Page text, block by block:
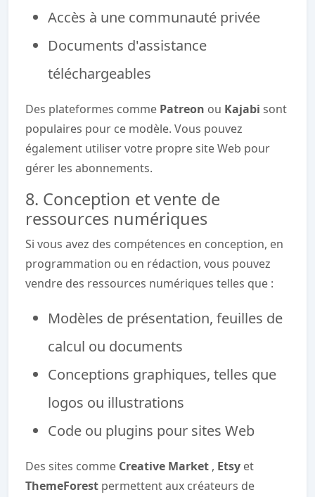
Accès à une communauté privée
Documents d'assistance
téléchargeables
Des plateformes comme Patreon ou Kajabi sont
populaires pour ce modèle. Vous pouvez
également utiliser votre propre site Web pour
gérer les abonnements.
8. Conception et vente de
ressources numériques
Si vous avez des compétences en conception, en
programmation ou en rédaction, vous pouvez
vendre des ressources numériques telles que :
Modèles de présentation, feuilles de
calcul ou documents
Conceptions graphiques, telles que
logos ou illustrations
Code ou plugins pour sites Web
Des sites comme Creative Market , Etsy et
ThemeForest permettent aux créateurs de